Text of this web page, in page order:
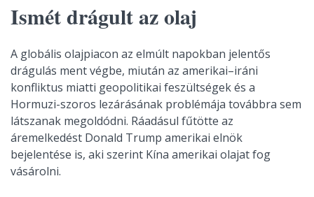
Ismét drágult az olaj
A globális olajpiacon az elmúlt napokban jelentős
drágulás ment végbe, miután az amerikai–iráni
konfliktus miatti geopolitikai feszültségek és a
Hormuzi-szoros lezárásának problémája továbbra sem
látszanak megoldódni. Ráadásul fűtötte az
áremelkedést Donald Trump amerikai elnök
bejelentése is, aki szerint Kína amerikai olajat fog
vásárolni.